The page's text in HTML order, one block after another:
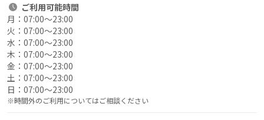
ご利用可能時間
月： 07:00〜23:00
火： 07:00〜23:00
水： 07:00〜23:00
木： 07:00〜23:00
金： 07:00〜23:00
土： 07:00〜23:00
日： 07:00〜23:00
※時間外のご利用についてはご相談ください